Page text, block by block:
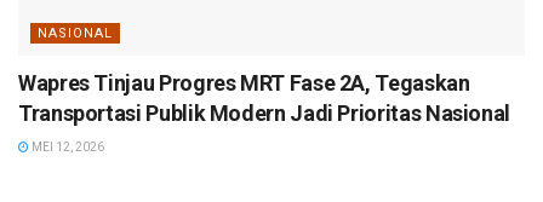
NASIONAL
Wapres Tinjau Progres MRT Fase 2A, Tegaskan
Transportasi Publik Modern Jadi Prioritas Nasional
MEI 12, 2026